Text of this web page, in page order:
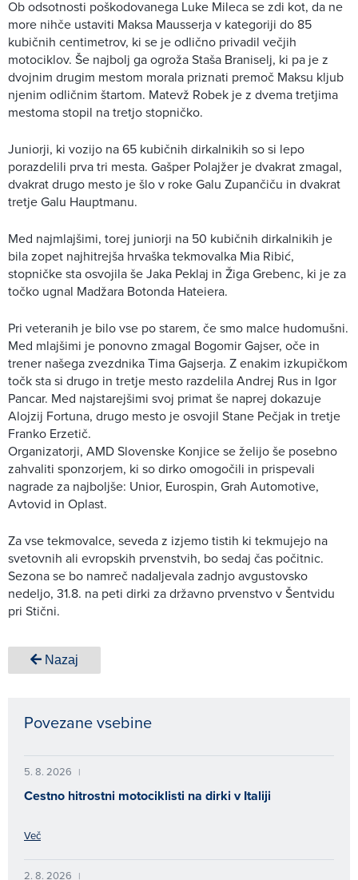
Ob odsotnosti poškodovanega Luke Mileca se zdi kot, da ne
more nihče ustaviti Maksa Mausserja v kategoriji do 85
kubičnih centimetrov, ki se je odlično privadil večjih
motociklov. Še najbolj ga ogroža Staša Braniselj, ki pa je z
dvojnim drugim mestom morala priznati premoč Maksu kljub
njenim odličnim štartom. Matevž Robek je z dvema tretjima
mestoma stopil na tretjo stopničko.
Juniorji, ki vozijo na 65 kubičnih dirkalnikih so si lepo
porazdelili prva tri mesta. Gašper Polajžer je dvakrat zmagal,
dvakrat drugo mesto je šlo v roke Galu Zupančiču in dvakrat
tretje Galu Hauptmanu.
Med najmlajšimi, torej juniorji na 50 kubičnih dirkalnikih je
bila zopet najhitrejša hrvaška tekmovalka Mia Ribić,
stopničke sta osvojila še Jaka Peklaj in Žiga Grebenc, ki je za
točko ugnal Madžara Botonda Hateiera.
Pri veteranih je bilo vse po starem, če smo malce hudomušni.
Med mlajšimi je ponovno zmagal Bogomir Gajser, oče in
trener našega zvezdnika Tima Gajserja. Z enakim izkupičkom
točk sta si drugo in tretje mesto razdelila Andrej Rus in Igor
Pancar. Med najstarejšimi svoj primat še naprej dokazuje
Alojzij Fortuna, drugo mesto je osvojil Stane Pečjak in tretje
Franko Erzetič.
Organizatorji, AMD Slovenske Konjice se želijo še posebno
zahvaliti sponzorjem, ki so dirko omogočili in prispevali
nagrade za najboljše: Unior, Eurospin, Grah Automotive,
Avtovid in Oplast.
Za vse tekmovalce, seveda z izjemo tistih ki tekmujejo na
svetovnih ali evropskih prvenstvih, bo sedaj čas počitnic.
Sezona se bo namreč nadaljevala zadnjo avgustovsko
nedeljo, 31.8. na peti dirki za državno prvenstvo v Šentvidu
pri Stični.
Nazaj
Povezane vsebine
5. 8. 2026 |
Cestno hitrostni motociklisti na dirki v Italiji
Več
2. 8. 2026 |